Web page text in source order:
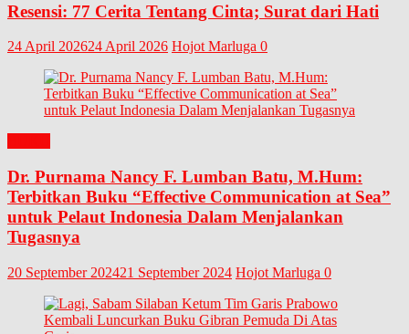
Resensi: 77 Cerita Tentang Cinta; Surat dari Hati
24 April 202624 April 2026 Hojot Marluga 0
Dr. Purnama Nancy F. Lumban Batu, M.Hum:
Terbitkan Buku “Effective Communication at Sea”
untuk Pelaut Indonesia Dalam Menjalankan
Tugasnya
20 September 202421 September 2024 Hojot Marluga 0